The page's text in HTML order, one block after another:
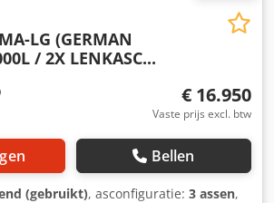
LG (GERMAN
/ 2X LENKASC...
€ 16.950
Vaste prijs excl. btw
Bellen
(gebruikt), asconfiguratie: 3 assen,